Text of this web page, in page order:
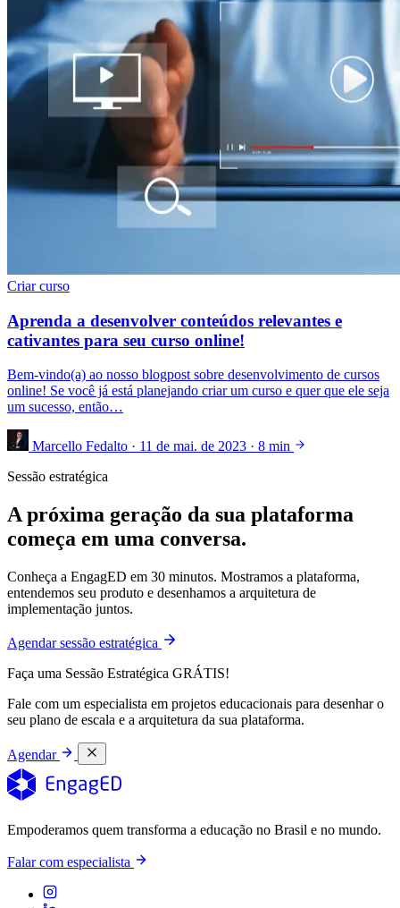
Criar curso
Aprenda a desenvolver conteúdos relevantes e
cativantes para seu curso online!
Bem-vindo(a) ao nosso blogpost sobre desenvolvimento de cursos
online! Se você já está planejando criar um curso e quer que ele seja
um sucesso, então…
Marcello Fedalto · 11 de mai. de 2023 · 8 min
Sessão estratégica
A próxima geração da sua plataforma
começa em uma conversa.
Conheça a EngagED em 30 minutos. Mostramos a plataforma,
entendemos seu produto e desenhamos a arquitetura de
implementação juntos.
Agendar sessão estratégica
Faça uma Sessão Estratégica GRÁTIS!
Fale com um especialista em projetos educacionais para desenhar o
seu plano de escala e a arquitetura da sua plataforma.
Agendar
Empoderamos quem transforma a educação no Brasil e no mundo.
Falar com especialista